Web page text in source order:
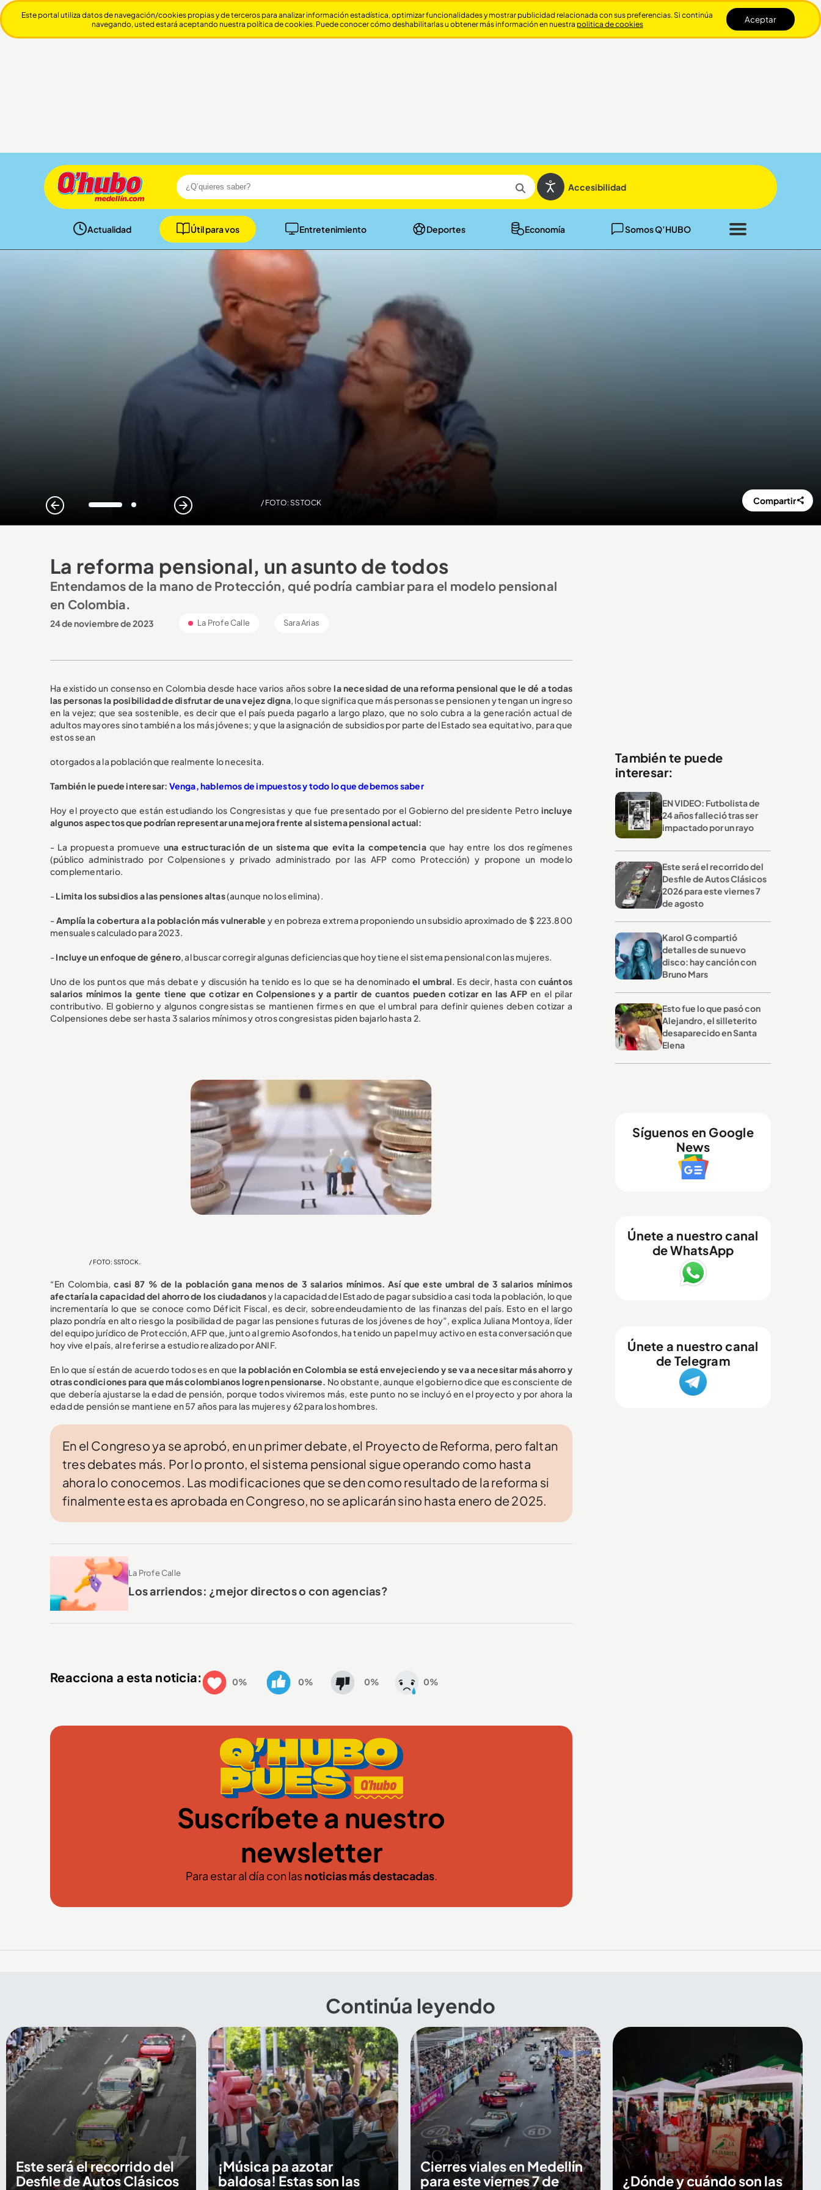
Accesibilidad
Actualidad Útil para vos Entretenimiento Deportes Economía Somos Q’HUBO
Cerrar
/ FOTO: SSTOCK
1 2
Compartir
La reforma pensional, un asunto de todos
Entendamos de la mano de Protección, qué podría cambiar para el modelo pensional
en Colombia.
24 de noviembre de 2023 La Profe Calle Sara Arias
Ha existido un consenso en Colombia desde hace varios años sobrela necesidad de una reforma pensional que le dé a todas
las personas la posibilidad de disfrutar de una vejez digna, lo que significa que más personas se pensionen y tengan un ingreso
en la vejez; que sea sostenible, es decir que el país pueda pagarlo a largo plazo, que no solo cubra a la generación actual de
adultos mayores sino también a los más jóvenes; y que la asignación de subsidios por parte del Estado sea equitativo, para que
estos sean
otorgados a la población que realmente lo necesita.
También le puede interesar: Venga, hablemos de impuestos y todo lo que debemos saber
Hoy el proyecto que están estudiando los Congresistas y que fue presentado por el Gobierno del presidente Petro incluye
algunos aspectos que podrían representar una mejora frente al sistema pensional actual:
- La propuesta promueve una estructuración de un sistema que evita la competenciaque hay entre los dos regímenes
(público administrado por Colpensiones y privado administrado por las AFP como Protección) y propone un modelo
complementario.
-Limita los subsidios a las pensiones altas(aunque no los elimina).
-Amplía la cobertura a la población más vulnerable y en pobreza extrema proponiendo un subsidio aproximado de $ 223.800
mensuales calculado para 2023.
-Incluye un enfoque de género, al buscar corregir algunas deficiencias que hoy tiene el sistema pensional con las mujeres.
Uno de los puntos que más debate y discusión ha tenido es lo que se ha denominado el umbral. Es decir, hasta con cuántos
salarios mínimos la gente tiene que cotizar en Colpensiones y a partir de cuantos pueden cotizar en las AFP en el pilar
contributivo. El gobierno y algunos congresistas se mantienen firmes en que el umbral para definir quienes deben cotizar a
Colpensiones debe ser hasta 3 salarios mínimos y otros congresistas piden bajarlo hasta 2.
/ FOTO: SSTOCK.
“En Colombia,casi 87 % de la población gana menos de 3 salarios mínimos. Así que este umbral de 3 salarios mínimos
afectaría la capacidad del ahorro de los ciudadanosy la capacidad del Estado de pagar subsidio a casi toda la población, lo que
incrementaría lo que se conoce como Déficit Fiscal, es decir, sobreendeudamiento de las finanzas del país. Esto en el largo
plazo pondría en alto riesgo la posibilidad de pagar las pensiones futuras de los jóvenes de hoy”, explica Juliana Montoya, líder
del equipo jurídico de Protección, AFP que, junto al gremio Asofondos, ha tenido un papel muy activo en esta conversación que
hoy vive el país, al referirse a estudio realizado por ANIF.
En lo que sí están de acuerdo todos es en que la población en Colombia se está envejeciendo y se va a necesitar más ahorro y
otras condiciones para que más colombianos logren pensionarse. No obstante, aunque el gobierno dice que es consciente de
que debería ajustarse la edad de pensión, porque todos viviremos más, este punto no se incluyó en el proyecto y por ahora la
edad de pensión se mantiene en 57 años para las mujeres y 62 para los hombres.
En el Congreso ya se aprobó, en un primer debate, el Proyecto de Reforma, pero faltan
tres debates más. Por lo pronto, el sistema pensional sigue operando como hasta
ahora lo conocemos. Las modificaciones que se den como resultado de la reforma si
finalmente esta es aprobada en Congreso, no se aplicarán sino hasta enero de 2025.
La Profe Calle
Los arriendos: ¿mejor directos o con agencias?
Reacciona a esta noticia: 0% 0% 0% 0%
Suscríbete a nuestro
newsletter
Para estar al día con lasnoticias más destacadas.
También te puede
interesar:
EN VIDEO: Futbolista de
24 años falleció tras ser
impactado por un rayo
Este será el recorrido del
Desfile de Autos Clásicos
2026 para este viernes 7
de agosto
Karol G compartió
detalles de su nuevo
disco: hay canción con
Bruno Mars
Esto fue lo que pasó con
Alejandro, el silleterito
desaparecido en Santa
Elena
Síguenos en Google
News
Únete a nuestro canal
de WhatsApp
Únete a nuestro canal
de Telegram
Continúa leyendo
Este será el recorrido del
Desfile de Autos Clásicos
¡Música pa azotar
baldosa! Estas son las
Cierres viales en Medellín
para este viernes 7 de
¿Dónde y cuándo son las
Este portal utiliza datos de navegación/cookies propias y de terceros para analizar información estadística, optimizar funcionalidades y mostrar publicidad relacionada con sus preferencias. Si continúa
navegando, usted estará aceptando nuestra política de cookies. Puede conocer cómo deshabilitarlas u obtener más información en nuestra politica de cookies Aceptar